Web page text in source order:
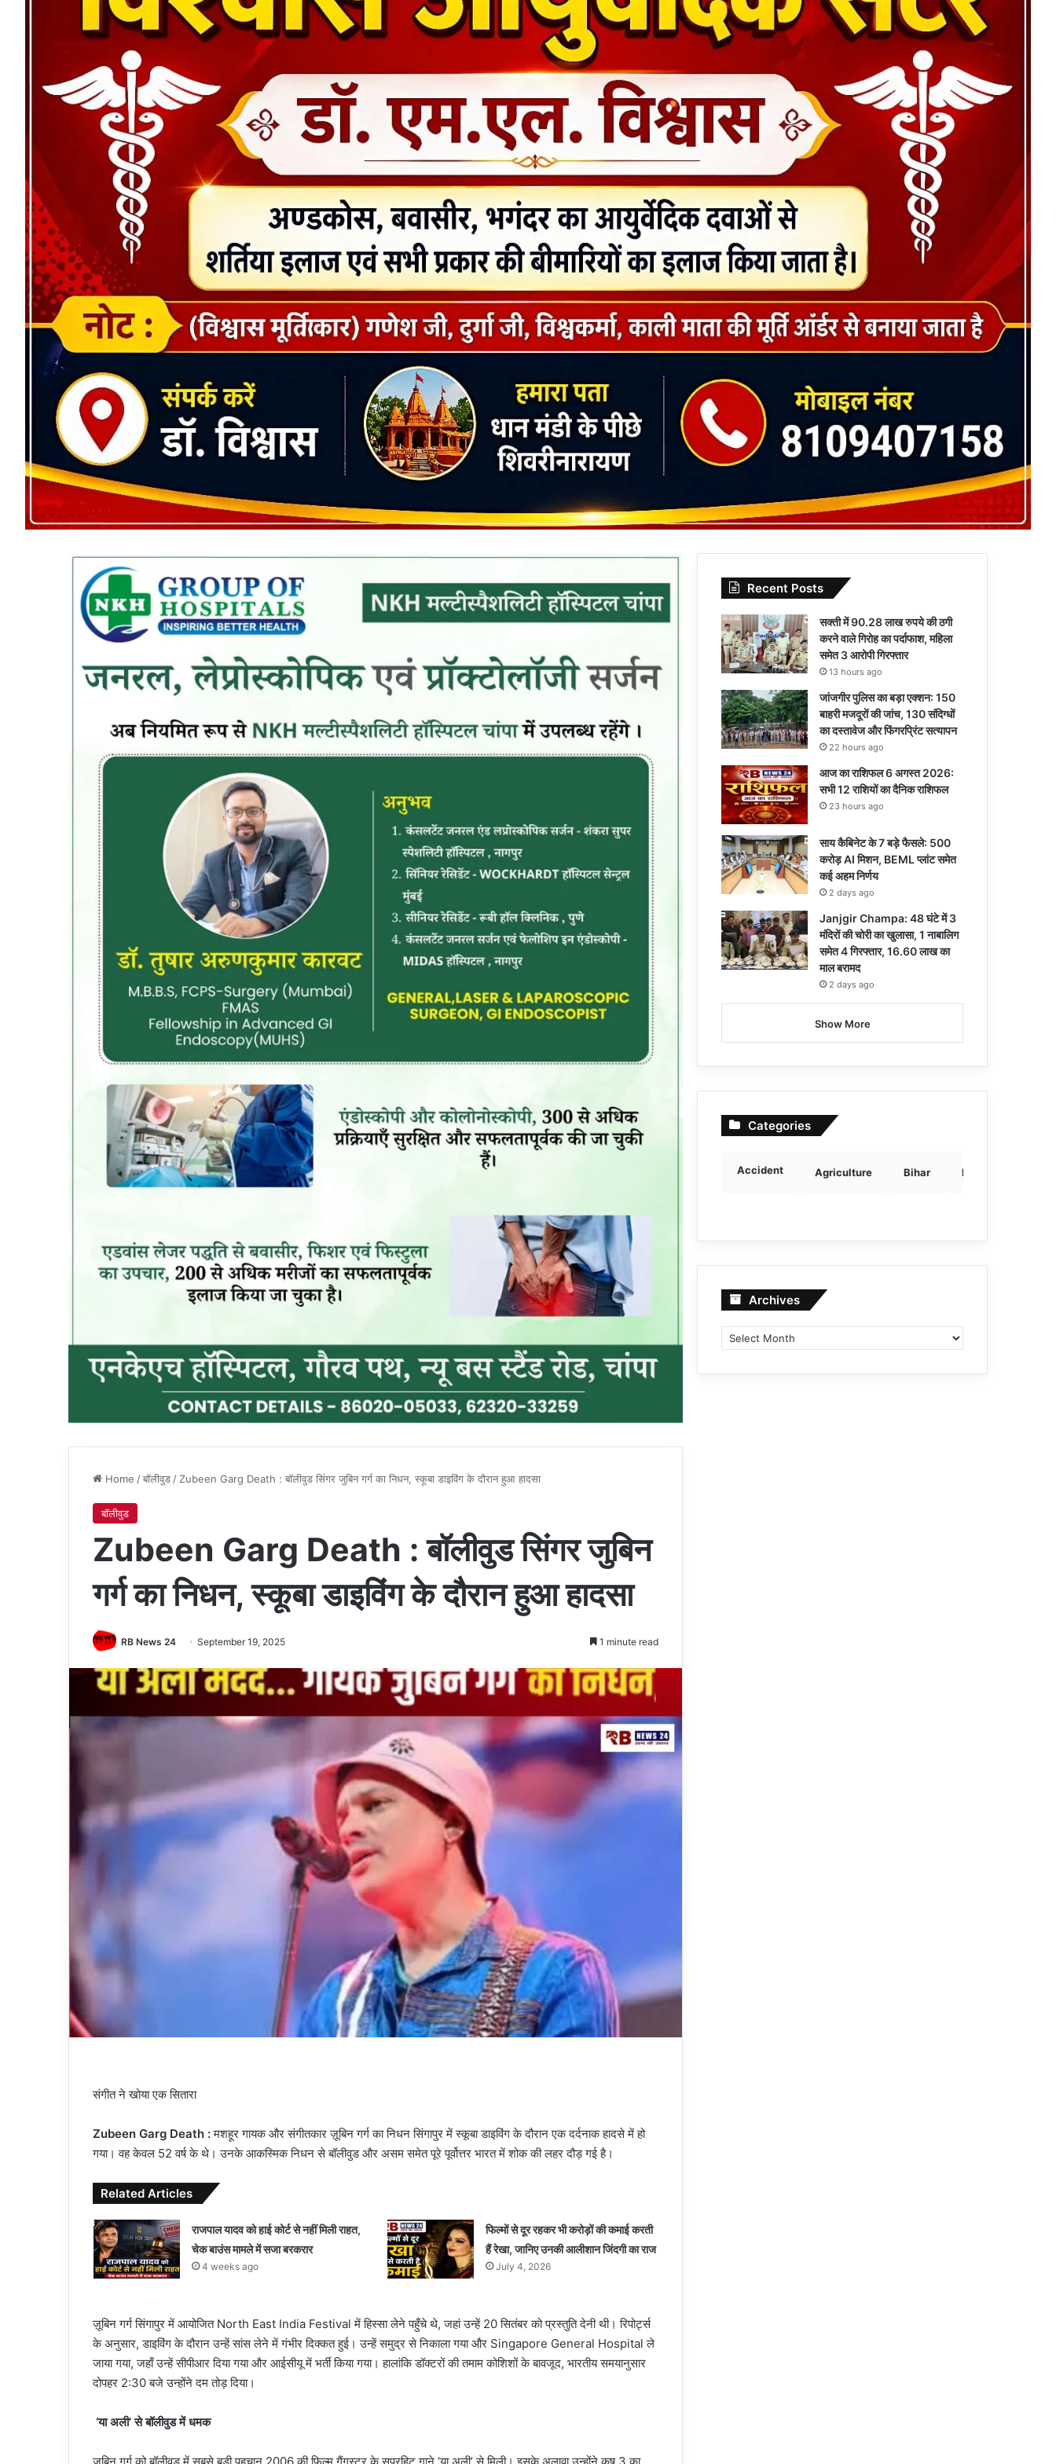
Home /बॉलीवुड / Zubeen Garg Death : बॉलीवुड सिंगर जुबिन गर्ग का निधन, स्कूबा डाइविंग के दौरान हुआ हादसा
बॉलीवुड
Zubeen Garg Death : बॉलीवुड सिंगर जुबिन
गर्ग का निधन, स्कूबा डाइविंग के दौरान हुआ हादसा
RB News 24 September 19, 2025 1 minute read
संगीत ने खोया एक सितारा
Zubeen Garg Death :मशहूर गायक और संगीतकार ज़ूबिन गर्ग का निधन सिंगापुर में स्कूबा डाइविंग के दौरान एक दर्दनाक हादसे में हो
गया। वह केवल 52 वर्ष के थे। उनके आकस्मिक निधन से बॉलीवुड और असम समेत पूरे पूर्वोत्तर भारत में शोक की लहर दौड़ गई है।
Related Articles
राजपाल यादव को हाई कोर्ट से नहीं मिली राहत,
चेक बाउंस मामले में सजा बरकरार
4 weeks ago
फिल्मों से दूर रहकर भी करोड़ों की कमाई करती
हैं रेखा, जानिए उनकी आलीशान जिंदगी का राज
July 4, 2026
ज़ूबिन गर्ग सिंगापुर में आयोजित North East India Festival में हिस्सा लेने पहुँचे थे, जहां उन्हें 20 सितंबर को प्रस्तुति देनी थी। रिपोर्ट्स
के अनुसार, डाइविंग के दौरान उन्हें सांस लेने में गंभीर दिक्कत हुई। उन्हें समुद्र से निकाला गया और Singapore General Hospital ले
जाया गया, जहाँ उन्हें सीपीआर दिया गया और आईसीयू में भर्ती किया गया। हालांकि डॉक्टरों की तमाम कोशिशों के बावजूद, भारतीय समयानुसार
दोपहर 2:30 बजे उन्होंने दम तोड़ दिया।
‘या अली’ से बॉलीवुड में धमक
Recent Posts
सक्ती में 90.28 लाख रुपये की ठगी
करने वाले गिरोह का पर्दाफाश, महिला
समेत 3 आरोपी गिरफ्तार
13 hours ago
जांजगीर पुलिस का बड़ा एक्शन: 150
बाहरी मजदूरों की जांच, 130 संदिग्धों
का दस्तावेज और फिंगरप्रिंट सत्यापन
22 hours ago
आज का राशिफल 6 अगस्त 2026:
सभी 12 राशियों का दैनिक राशिफल
23 hours ago
साय कैबिनेट के 7 बड़े फैसले: 500
करोड़ AI मिशन, BEML प्लांट समेत
कई अहम निर्णय
2 days ago
Janjgir Champa: 48 घंटे में 3
मंदिरों की चोरी का खुलासा, 1 नाबालिग
समेत 4 गिरफ्तार, 16.60 लाख का
माल बरामद
2 days ago
Show More
Categories
Accident Agriculture Bihar Breaking news
Archives Archives